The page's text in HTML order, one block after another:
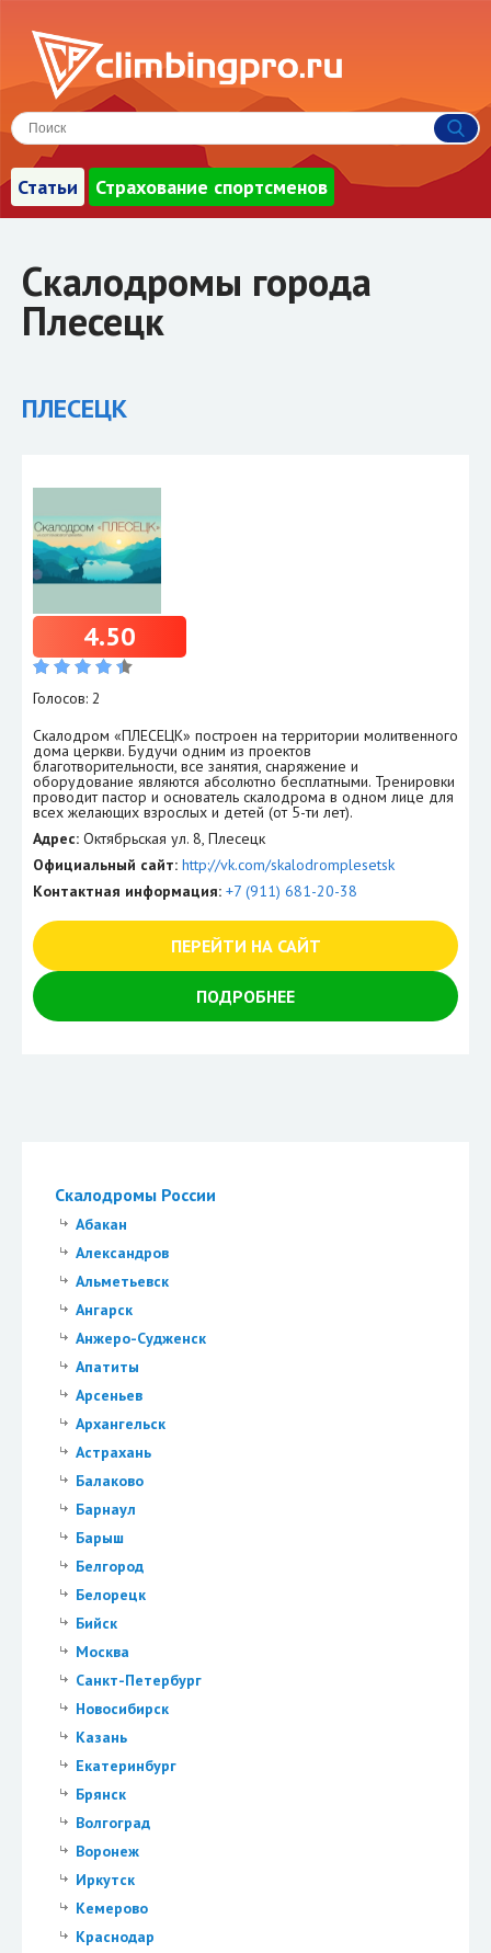
Статьи Страхование спортсменов
Скалодромы России
Абакан
Александров
Альметьевск
Ангарск
Анжеро-Судженск
Апатиты
Арсеньев
Архангельск
Астрахань
Балаково
Барнаул
Барыш
Белгород
Белорецк
Бийск
Москва
Санкт-Петербург
Новосибирск
Казань
Екатеринбург
Брянск
Волгоград
Воронеж
Иркутск
Кемерово
Краснодар
Скалодромы города
Плесецк
ПЛЕСЕЦК
4.50
Голосов: 2
Скалодром «ПЛЕСЕЦК» построен на территории молитвенного
дома церкви. Будучи одним из проектов
благотворительности, все занятия, снаряжение и
оборудование являются абсолютно бесплатными. Тренировки
проводит пастор и основатель скалодрома в одном лице для
всех желающих взрослых и детей (от 5-ти лет).
Адрес: Октябрьская ул. 8, Плесецк
Официальный сайт: http://vk.com/skalodromplesetsk
Контактная информация: +7 (911) 681-20-38
ПЕРЕЙТИ НА САЙТ
ПОДРОБНЕЕ